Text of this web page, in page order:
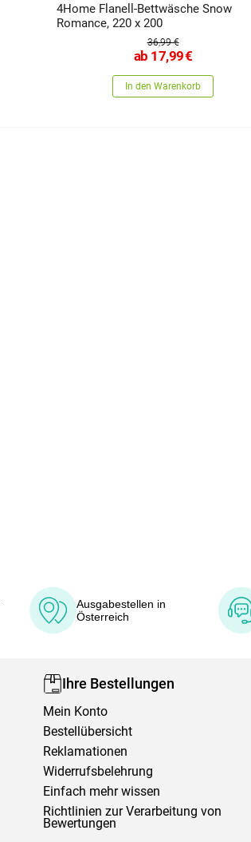
4Home Flanell-Bettwäsche Snow
Romance, 220 x 200
36,99 €
ab 17,99€
In den Warenkorb
Ausgabestellen in
Österreich
Ihre Bestellungen
Mein Konto
Bestellübersicht
Reklamationen
Widerrufsbelehrung
Einfach mehr wissen
Richtlinien zur Verarbeitung von
Bewertungen